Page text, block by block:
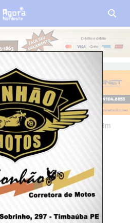
em 13/05/2025 às 19h43m
saem
e morrem
rodovia
como